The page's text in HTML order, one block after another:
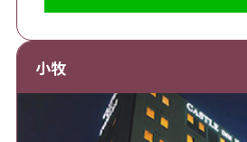
小牧